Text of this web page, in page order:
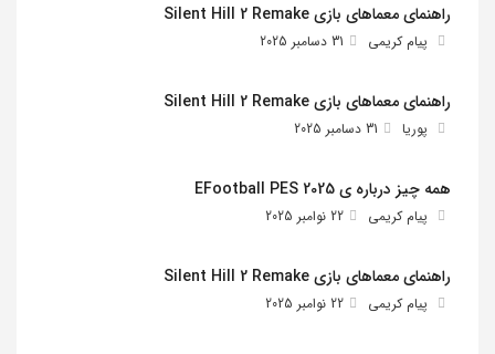
راهنمای معماهای بازی Silent Hill 2 Remake
پیام کریمی 31 دسامبر 2025
راهنمای معماهای بازی Silent Hill 2 Remake
پوریا 31 دسامبر 2025
همه چیز درباره ی EFootball PES 2025
پیام کریمی 22 نوامبر 2025
راهنمای معماهای بازی Silent Hill 2 Remake
پیام کریمی 22 نوامبر 2025